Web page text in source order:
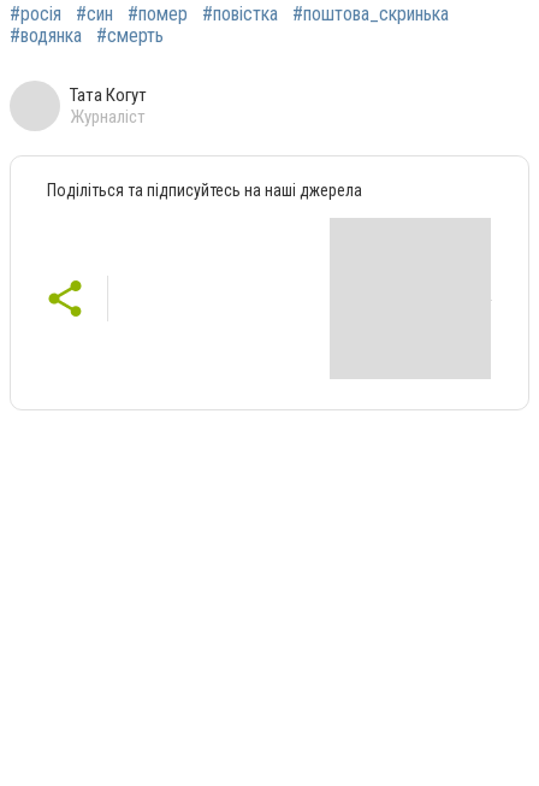
#росія #син #помер #повістка
#поштова_скринька
#водянка
#смерть
Тата Когут
Журналіст
Поділіться та підписуйтесь на наші джерела